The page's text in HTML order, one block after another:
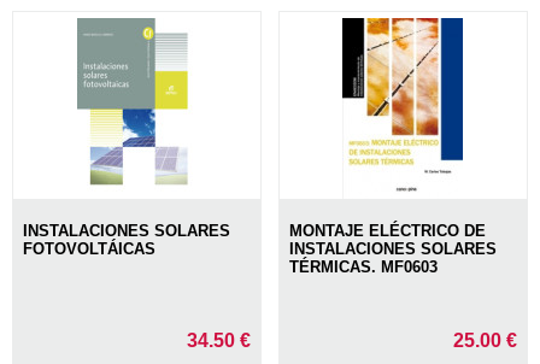
INSTALACIONES SOLARES
FOTOVOLTÁICAS
34.50 €
MONTAJE ELÉCTRICO DE
INSTALACIONES SOLARES
TÉRMICAS. MF0603
25.00 €